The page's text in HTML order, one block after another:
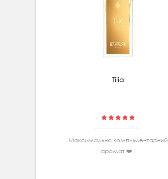
Tilia
Максимально комплiментарний
аромат ❤️..